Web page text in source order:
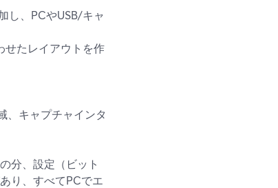
し、PCやUSB/キャ
せたレイアウトを作
、キャプチャインタ
分、設定（ビット
り、すべてPCでエ